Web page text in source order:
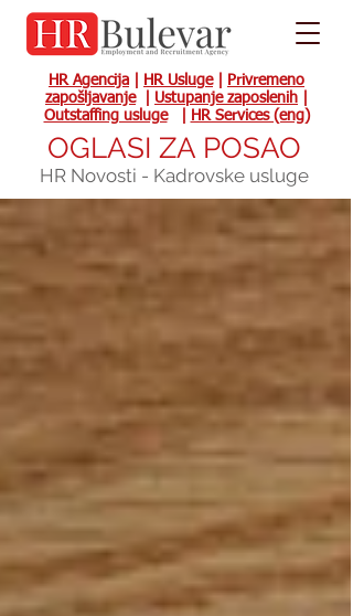
HR Agencija HR Usluge|
Privremeno
zapošljavanje| Ustupanje zaposlenih
Outstaffing usluge| HR Services (eng)
OGLASI ZA POSAO
HR Novosti - Kadrovske usluge